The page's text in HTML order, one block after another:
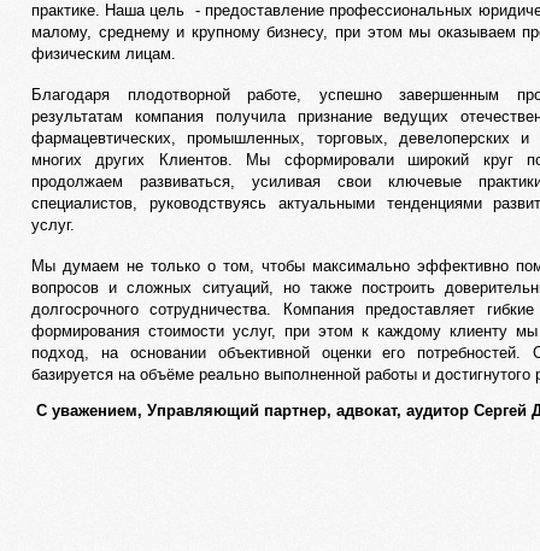
практике. Наша цель - предоставление профессиональных
малому, среднему и крупному бизнесу, при этом мы оказываем
физическим лицам.
Благодаря плодотворной работе, успешно завершенным
результатам компания получила признание ведущих
фармацевтических, промышленных, торговых, девелоперских
многих других Клиентов. Мы сформировали широкий круг
продолжаем развиваться, усиливая свои ключевые
специалистов, руководствуясь актуальными тенденциями
услуг.
Мы думаем не только о том, чтобы максимально эффективно
вопросов и сложных ситуаций, но также построить
долгосрочного сотрудничества. Компания предоставляет
формирования стоимости услуг, при этом к каждому клиенту
подход, на основании объективной оценки его потребностей.
базируется на объёме реально выполненной работы и достигнутого
С уважением, Управляющий партнер, адвокат, аудитор Сергей